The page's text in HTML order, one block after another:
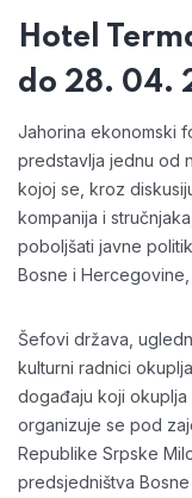
Hotel
do 28. 04.
Jahorina ekonomski
predstavlja jednu od
kojoj se, kroz
kompanija i
poboljšati javne
Bosne i
Šefovi država,
kulturni radnici
događaju koji
organizuje se pod
Republike Srpske
predsjedništva